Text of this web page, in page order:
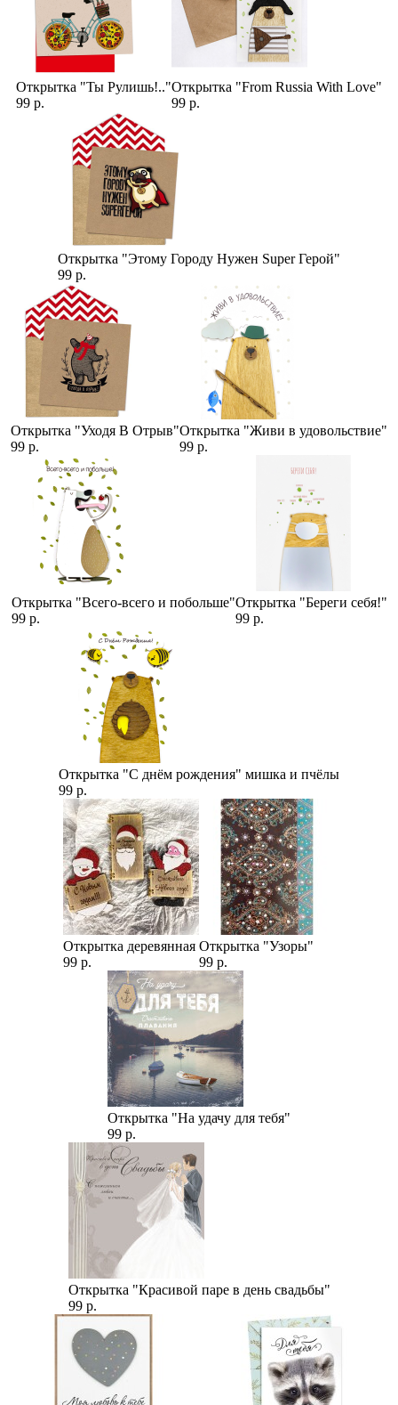
Открытка "Ты Рулишь!.."
99 р.
Открытка "From Russia With Love"
99 р.
Открытка "Этому Городу Нужен Super Герой"
99 р.
Открытка "Уходя В Отрыв"
99 р.
Открытка "Живи в удовольствие"
99 р.
Открытка "Всего-всего и побольше"
99 р.
Открытка "Береги себя!"
99 р.
Открытка "С днём рождения" мишка и пчёлы
99 р.
Открытка деревянная
99 р.
Открытка "Узоры"
99 р.
Открытка "На удачу для тебя"
99 р.
Открытка "Красивой паре в день свадьбы"
99 р.